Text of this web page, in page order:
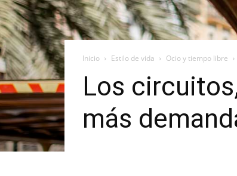
Inicio Estilo de vida Ocio y tiempo libre
Los
más